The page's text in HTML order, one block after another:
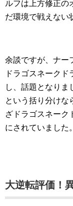
ルフは上方修正の
だ環境で戦えない
余談ですが、ナー
ドラゴスネーク
し、話題となりま
という括り分けな
ざドラゴスネーク
にされていました。
大逆転評価！